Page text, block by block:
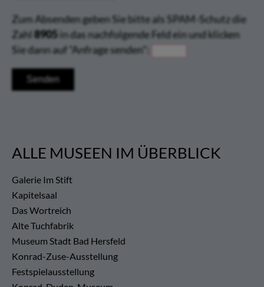
Zum Absenden geben Sie bitte als SPAM-Schutz die
Zahl 8905 in das nachfolgende Feld ein und klicken
Sie dann auf "Anfrage senden":
ALLE MUSEEN IM ÜBERBLICK
Galerie Im Stift
Kapitelsaal
Das Wortreich
Alte Tuchfabrik
Museum Stadt Bad Hersfeld
Konrad-Zuse-Ausstellung
Festspielausstellung